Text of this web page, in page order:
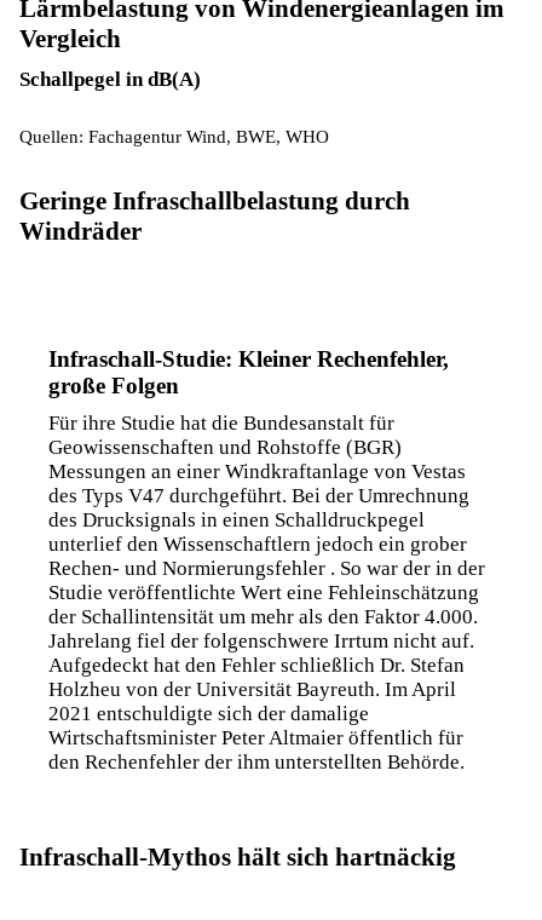
Lärmbelastung von Windenergieanlagen im
Vergleich
Schallpegel in dB(A)
Quellen: Fachagentur Wind, BWE, WHO
Geringe Infraschallbelastung durch
Windräder
Infraschall-Studie: Kleiner Rechenfehler,
große Folgen
Für ihre Studie hat die Bundesanstalt für
Geowissenschaften und Rohstoffe (BGR)
Messungen an einer Windkraftanlage von Vestas
des Typs V47 durchgeführt. Bei der Umrechnung
des Drucksignals in einen Schalldruckpegel
unterlief den Wissenschaftlern jedoch ein grober
Rechen- und Normierungsfehler . So war der in der
Studie veröffentlichte Wert eine Fehleinschätzung
der Schallintensität um mehr als den Faktor 4.000.
Jahrelang fiel der folgenschwere Irrtum nicht auf.
Aufgedeckt hat den Fehler schließlich Dr. Stefan
Holzheu von der Universität Bayreuth. Im April
2021 entschuldigte sich der damalige
Wirtschaftsminister Peter Altmaier öffentlich für
den Rechenfehler der ihm unterstellten Behörde.
Infraschall-Mythos hält sich hartnäckig